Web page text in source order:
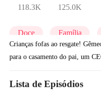
118.3K 125.0K
Doce Família
Crianças fofas ao resgate!
para o casamento do pai, um
biológica desaparecida!
Lista de Episódios